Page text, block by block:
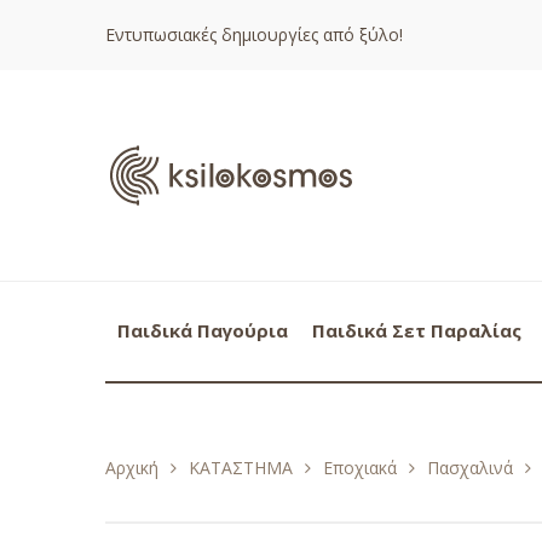
Εντυπωσιακές δημιουργίες από ξύλο!
Παιδικά Παγούρια Παιδικά Σετ Παραλίας
Αρχική ΚΑΤΑΣΤΗΜΑ Εποχιακά Πασχαλινά